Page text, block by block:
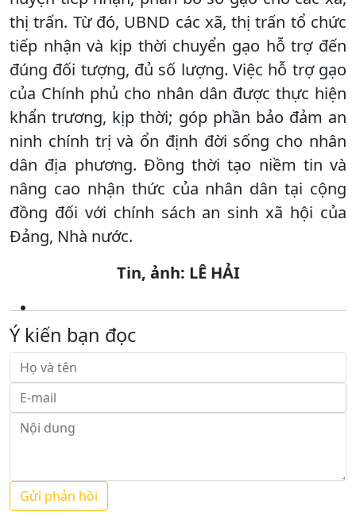
thị trấn. Từ đó, UBND các xã, thị trấn tổ chức
tiếp nhận và kịp thời chuyển gạo hỗ trợ đến
đúng đối tượng, đủ số lượng. Việc hỗ trợ gạo
của Chính phủ cho nhân dân được thực hiện
khẩn trương, kịp thời; góp phần bảo đảm an
ninh chính trị và ổn định đời sống cho nhân
dân địa phương. Đồng thời tạo niềm tin và
nâng cao nhận thức của nhân dân tại cộng
đồng đối với chính sách an sinh xã hội của
Đảng, Nhà nước.
Tin, ảnh: LÊ HẢI
Ý kiến bạn đọc